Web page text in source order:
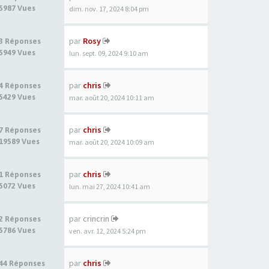
Vues
dim. nov. 17, 2024 8:04 pm
Réponses
Vues
par Rosy
lun. sept. 09, 2024 9:10 am
Réponses
Vues
par chris
mar. août 20, 2024 10:11 am
Réponses
Vues
par chris
mar. août 20, 2024 10:09 am
Réponses
Vues
par chris
lun. mai 27, 2024 10:41 am
Réponses
Vues
par crincrin
ven. avr. 12, 2024 5:24 pm
Réponses par chris